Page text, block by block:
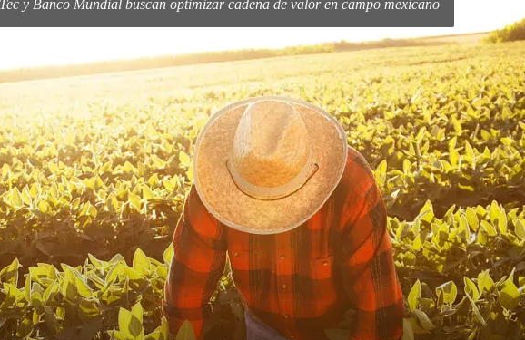
Tec y Banco Mundial buscan optimizar cadena de valor en campo mexicano